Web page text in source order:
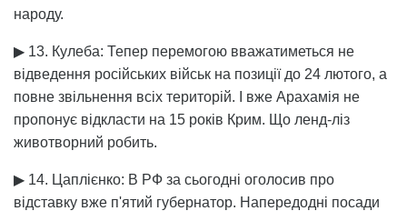
народу.
▶ 13. Кулеба: Тепер перемогою вважатиметься не
відведення російських військ на позиції до 24 лютого, а
повне звільнення всіх територій. І вже Арахамія не
пропонує відкласти на 15 років Крим. Що ленд-ліз
животворний робить.
▶ 14. Цаплієнко: В РФ за сьогодні оголосив про
відставку вже п'ятий губернатор. Напередодні посади